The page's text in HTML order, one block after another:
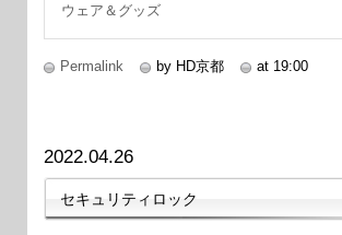
ウェア＆グッズ
Permalink by HD京都 at 19:00
2022.04.26
セキュリティロック